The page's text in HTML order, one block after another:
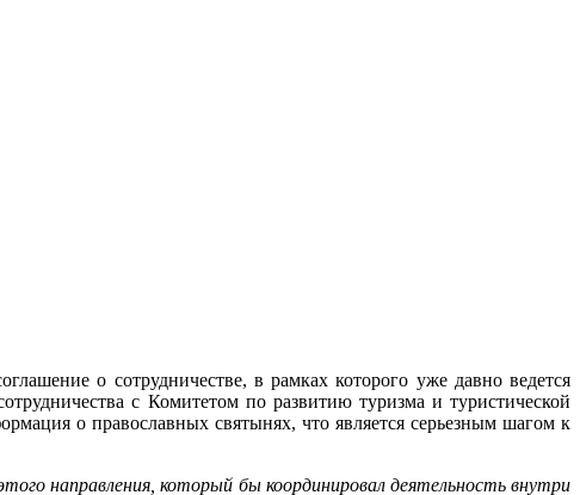
о сотрудничестве, в рамках которого уже давно ведется
с Комитетом по развитию туризма и туристической
о православных святынях, что является серьезным шагом к
направления, который бы координировал деятельность внутри